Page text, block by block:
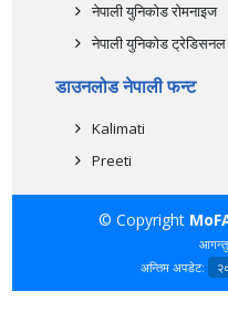
नेपाली युनिकोड रोमनाइज
नेपाली युनिकोड ट्रेडिसनल
डाउनलोड नेपाली फन्ट
Kalimati
Preeti
© Copyright
अन्तिम अपडेट: